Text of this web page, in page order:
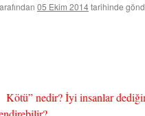
05 Ekim 2014tarihinde
Kötü” nedir? İyi insanlar